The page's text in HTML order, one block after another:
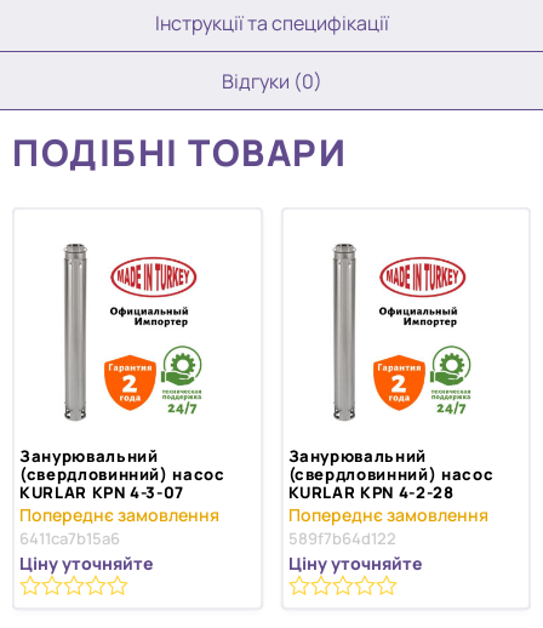
Інструкції та специфікації
Відгуки (0)
ПОДІБНІ ТОВАРИ
Занурювальний
(свердловинний) насос
KURLAR KPN 4-3-07
6411ca7b15a6
Ціну уточняйте
Занурювальний
(свердловинний) насос
KURLAR KPN 4-2-28
589f7b64d122
Ціну уточняйте